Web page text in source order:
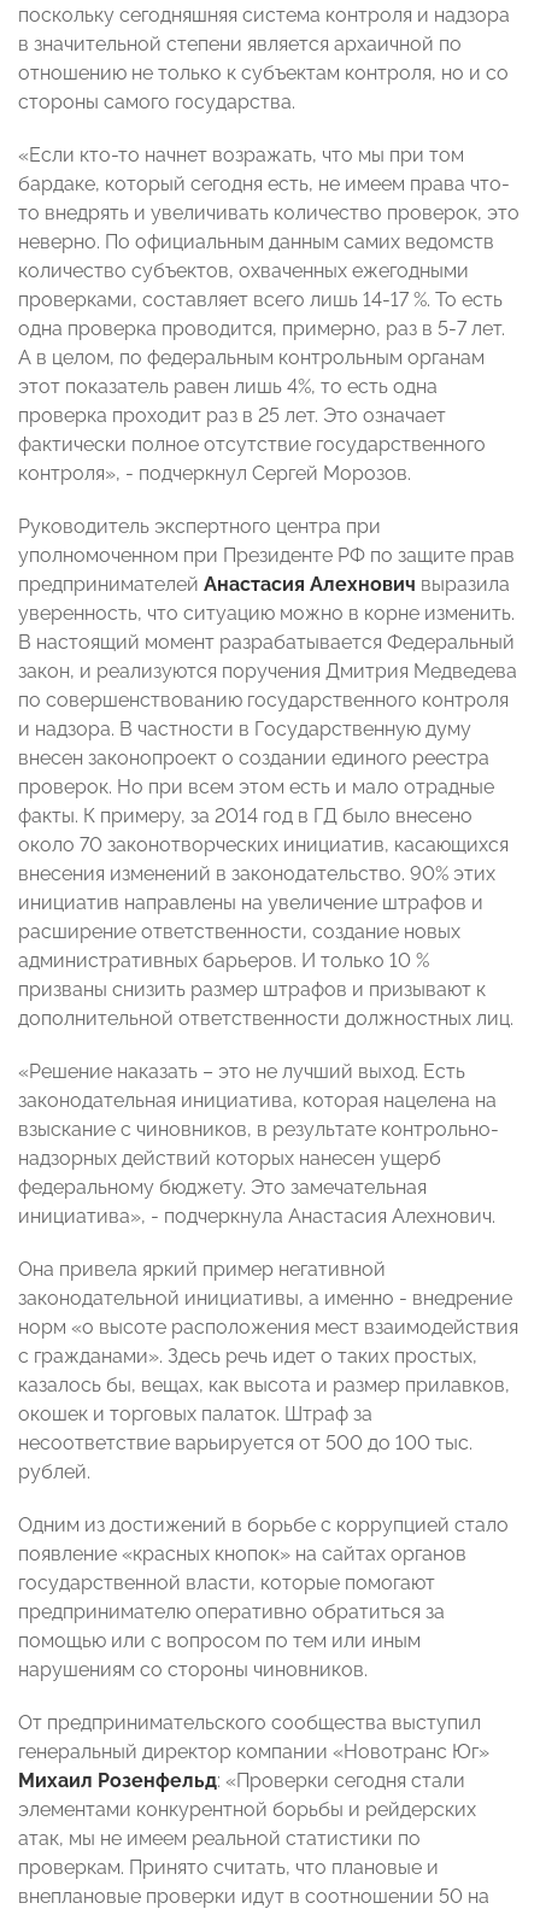
поскольку сегодняшняя система контроля и надзора
в значительной степени является архаичной по
отношению не только к субъектам контроля, но и со
стороны самого государства.
«Если кто-то начнет возражать, что мы при том
бардаке, который сегодня есть, не имеем права что-
то внедрять и увеличивать количество проверок, это
неверно. По официальным данным самих ведомств
количество субъектов, охваченных ежегодными
проверками, составляет всего лишь 14-17 %. То есть
одна проверка проводится, примерно, раз в 5-7 лет.
А в целом, по федеральным контрольным органам
этот показатель равен лишь 4%, то есть одна
проверка проходит раз в 25 лет. Это означает
фактически полное отсутствие государственного
контроля», - подчеркнул Сергей Морозов.
Руководитель экспертного центра при
уполномоченном при Президенте РФ по защите прав
предпринимателей Анастасия Алехнович выразила
уверенность, что ситуацию можно в корне изменить.
В настоящий момент разрабатывается Федеральный
закон, и реализуются поручения Дмитрия Медведева
по совершенствованию государственного контроля
и надзора. В частности в Государственную думу
внесен законопроект о создании единого реестра
проверок. Но при всем этом есть и мало отрадные
факты. К примеру, за 2014 год в ГД было внесено
около 70 законотворческих инициатив, касающихся
внесения изменений в законодательство. 90% этих
инициатив направлены на увеличение штрафов и
расширение ответственности, создание новых
административных барьеров. И только 10 %
призваны снизить размер штрафов и призывают к
дополнительной ответственности должностных лиц.
«Решение наказать – это не лучший выход. Есть
законодательная инициатива, которая нацелена на
взыскание с чиновников, в результате контрольно-
надзорных действий которых нанесен ущерб
федеральному бюджету. Это замечательная
инициатива», - подчеркнула Анастасия Алехнович.
Она привела яркий пример негативной
законодательной инициативы, а именно - внедрение
норм «о высоте расположения мест взаимодействия
с гражданами». Здесь речь идет о таких простых,
казалось бы, вещах, как высота и размер прилавков,
окошек и торговых палаток. Штраф за
несоответствие варьируется от 500 до 100 тыс.
рублей.
Одним из достижений в борьбе с коррупцией стало
появление «красных кнопок» на сайтах органов
государственной власти, которые помогают
предпринимателю оперативно обратиться за
помощью или с вопросом по тем или иным
нарушениям со стороны чиновников.
От предпринимательского сообщества выступил
генеральный директор компании «Новотранс Юг»
Михаил Розенфельд: «Проверки сегодня стали
элементами конкурентной борьбы и рейдерских
атак, мы не имеем реальной статистики по
проверкам. Принято считать, что плановые и
внеплановые проверки идут в соотношении 50 на